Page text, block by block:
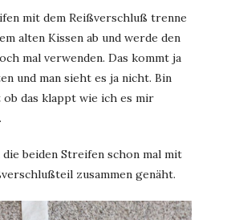
mit dem Reißverschluß trenne
alten Kissen ab und werde den
mal verwenden. Das kommt ja
und man sieht es ja nicht. Bin
ob das klappt wie ich es mir
beiden Streifen schon mal mit
zusammen genäht.